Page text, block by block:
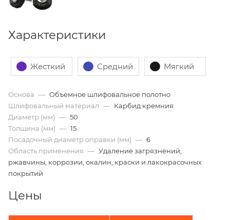
Характеристики
Жесткий Средний Мягкий
Основа — Объемное шлифовальное полотно
Шлифовальный материал — Карбид кремния
Диаметр (мм) — 50
Толщина (мм) — 15
Посадочный диаметр оправки (мм) — 6
Область применения — Удаление загрязнений,
ржавчины, коррозии, окалин, краски и лакокрасочных
покрытий
Цены